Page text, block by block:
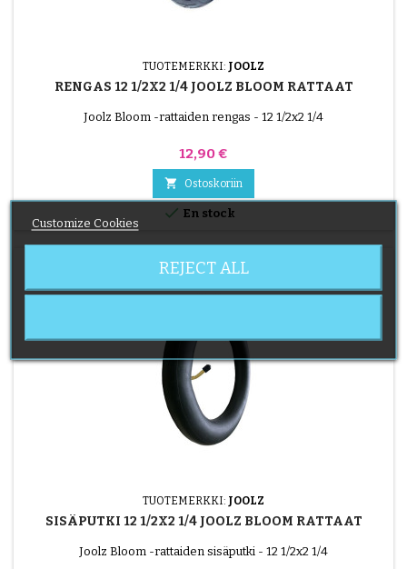
TUOTEMERKKI: JOOLZ
RENGAS 12 1/2X2 1/4 JOOLZ BLOOM RATTAAT
Joolz Bloom -rattaiden rengas - 12 1/2x2 1/4
Hinta
12,90 €
 Ostoskoriin
 En stock
TUOTEMERKKI: JOOLZ
SISÄPUTKI 12 1/2X2 1/4 JOOLZ BLOOM RATTAAT
Joolz Bloom -rattaiden sisäputki - 12 1/2x2 1/4
Customize Cookies
REJECT ALL